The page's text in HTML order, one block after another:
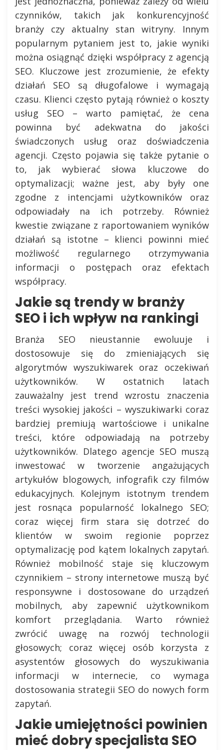
czynników, takich jak konkurencyjność
branży czy aktualny stan witryny. Innym
popularnym pytaniem jest to, jakie wyniki
można osiągnąć dzięki współpracy z agencją
SEO. Kluczowe jest zrozumienie, że efekty
działań SEO są długofalowe i wymagają
czasu. Klienci często pytają również o koszty
usług SEO – warto pamiętać, że cena
powinna być adekwatna do jakości
świadczonych usług oraz doświadczenia
agencji. Często pojawia się także pytanie o
to, jak wybierać słowa kluczowe do
optymalizacji; ważne jest, aby były one
zgodne z intencjami użytkowników oraz
odpowiadały na ich potrzeby. Również
kwestie związane z raportowaniem wyników
działań są istotne – klienci powinni mieć
możliwość regularnego otrzymywania
informacji o postępach oraz efektach
współpracy.
Jakie są trendy w branży
SEO i ich wpływ na rankingi
Branża SEO nieustannie ewoluuje i
dostosowuje się do zmieniających się
algorytmów wyszukiwarek oraz oczekiwań
użytkowników. W ostatnich latach
zauważalny jest trend wzrostu znaczenia
treści wysokiej jakości – wyszukiwarki coraz
bardziej premiują wartościowe i unikalne
treści, które odpowiadają na potrzeby
użytkowników. Dlatego agencje SEO muszą
inwestować w tworzenie angażujących
artykułów blogowych, infografik czy filmów
edukacyjnych. Kolejnym istotnym trendem
jest rosnąca popularność lokalnego SEO;
coraz więcej firm stara się dotrzeć do
klientów w swoim regionie poprzez
optymalizację pod kątem lokalnych zapytań.
Również mobilność staje się kluczowym
czynnikiem – strony internetowe muszą być
responsywne i dostosowane do urządzeń
mobilnych, aby zapewnić użytkownikom
komfort przeglądania. Warto również
zwrócić uwagę na rozwój technologii
głosowych; coraz więcej osób korzysta z
asystentów głosowych do wyszukiwania
informacji w internecie, co wymaga
dostosowania strategii SEO do nowych form
zapytań.
Jakie umiejętności powinien
mieć dobry specjalista SEO